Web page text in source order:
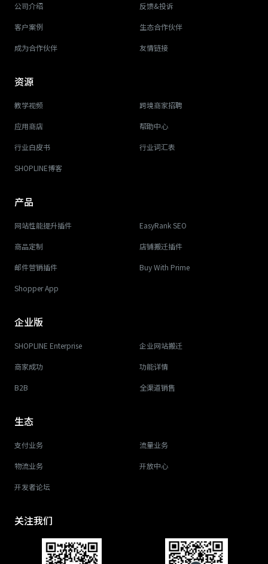
公司介绍 反馈&投诉
客户案例 生态合作伙伴
成为合作伙伴 友情链接
资源
教学视频 跨境商家招聘
应用商店 帮助中心
行业白皮书 行业词汇表
SHOPLINE博客
产品
网站性能提升插件 EasyRank SEO
商品定制 店铺搬迁插件
邮件营销插件 Buy With Prime
Shopper App
企业版
SHOPLINE Enterprise 企业网站搬迁
商家成功 功能详情
B2B 全渠道销售
生态
支付业务 流量业务
物流业务 开放中心
开发者论坛
关注我们